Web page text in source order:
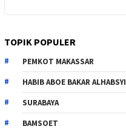
TOPIK POPULER
PEMKOT MAKASSAR
HABIB ABOE BAKAR ALHABSYI
SURABAYA
BAMSOET